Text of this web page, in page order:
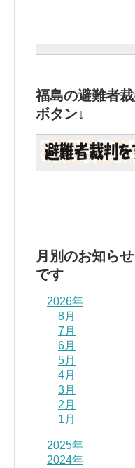
福島の避難者
ボタン↓
月別のお知ら
です
2026年
8月
7月
6月
5月
4月
3月
2月
1月
2025年
2024年